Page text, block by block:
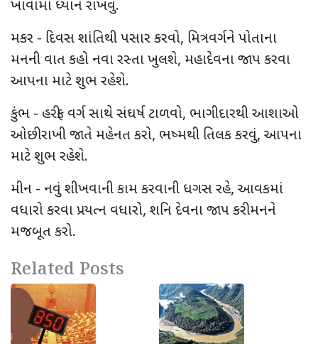
ખાવામાં ધ્યાન રાખવું.
મકર - દિવસ શાંતિથી પસાર કરવો, મિત્રવર્ગને પોતાના
મનની વાત કહો નવા રસ્તા ખુલશે, મહાદેવના જાપ કરવા
આપના માટે શુભ રહેશે.
કુંભ - હરીફ વર્ગ સાથે સંઘર્ષ ટાળવો, ભાગીદારથી આશાઓ
ઓછી રાખી જાતે મહેનત કરો, ભષ્મથી તિલક કરવું, આપના
માટે શુભ રહેશે.
મીન - નવું શીખવાની કામ કરવાની ધગસ રહે, આવકમાં
વધારો કરવા પ્રયત્ન વધારો, શનિ દેવના જાપ કરી મનને
મજબૂત કરો.
Related Posts